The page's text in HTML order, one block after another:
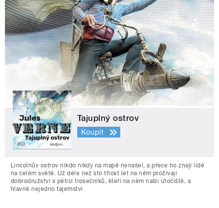
Tajuplný ostrov
Koupit
Lincolnův ostrov nikdo nikdy na mapě nenašel, a přece ho znají lidé
na celém světě. Už déle než sto třicet let na něm prožívají
dobrodružství s pěticí trosečníků, kteří na něm našli útočiště, a
hlavně nejedno tajemství.